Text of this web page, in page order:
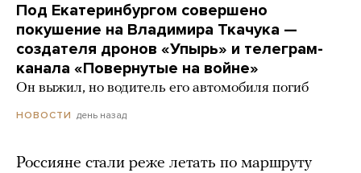
Под Екатеринбургом совершено
покушение на Владимира Ткачука —
создателя дронов «Упырь» и телеграм-
канала «Повернутые на войне»
Он выжил, но водитель его автомобиля погиб
НОВОСТИ день назад
Россияне стали реже летать по маршруту